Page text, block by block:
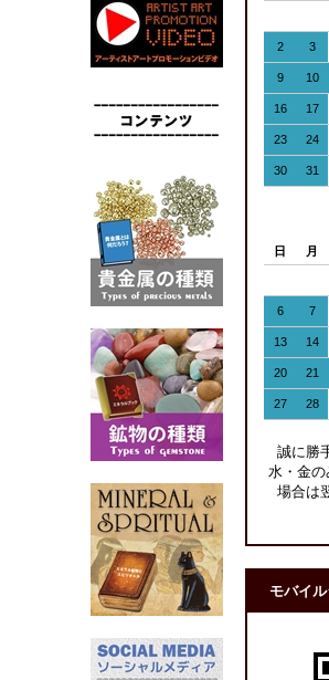
2 3
9 10
16 17
23 24
30 31
日 月
6 7
13 14
20 21
27 28
誠に勝
水・金
場合は
モバイ